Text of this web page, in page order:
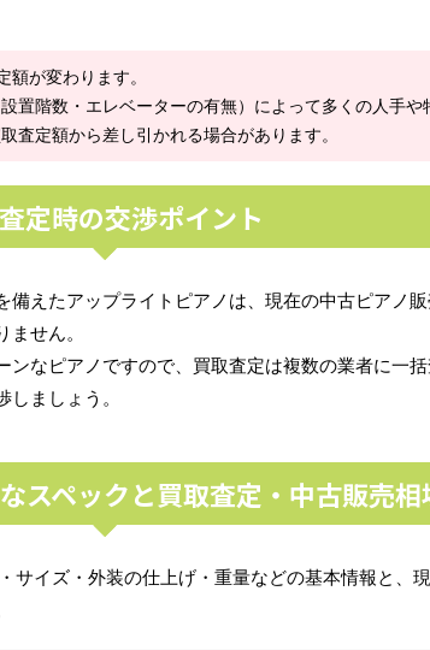
が変わります。
置階数・エレベーターの有無）によって多くの人手や
査定額から差し引かれる場合があります。
定時の交渉ポイント
備えたアップライトピアノは、現在の中古ピアノ
せん。
ンなピアノですので、買取査定は複数の業者に一
ましょう。
スペックと買取査定・中古販売相
サイズ・外装の仕上げ・重量などの基本情報と、